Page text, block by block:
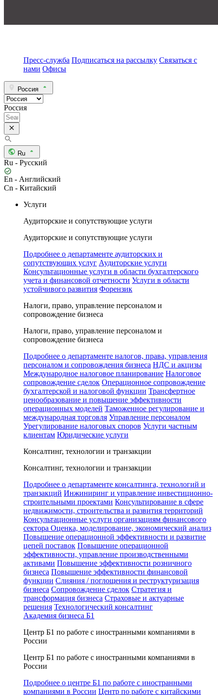
Пресс-служба Подписаться на рассылку Связаться с
нами Офисы
Россия
Россия
Ru
Ru - Русский
En - Английский
Cn - Китайский
Услуги
Аудиторские и сопутствующие услуги
Аудиторские и сопутствующие услуги
Подробнее о департаменте аудиторских и
сопутствующих услуг Аудиторские услуги
Консультационные услуги в области бухгалтерского
учета и финансовой отчетности Услуги в области
устойчивого развития Форензик
Налоги, право, управление персоналом и
сопровождение бизнеса
Налоги, право, управление персоналом и
сопровождение бизнеса
Подробнее о департаменте налогов, права, управления
персоналом и сопровождения бизнеса НДС и акцизы
Международное налоговое планирование Налоговое
сопровождение сделок Операционное сопровождение
бухгалтерской и налоговой функции Трансфертное
ценообразование и повышение эффективности
операционных моделей Таможенное регулирование и
международная торговля Управление персоналом
Урегулирование налоговых споров Услуги частным
клиентам Юридические услуги
Консалтинг, технологии и транзакции
Консалтинг, технологии и транзакции
Подробнее о департаменте консалтинга, технологий и
транзакций Инжиниринг и управление инвестиционно-
строительными проектами Консультирование в сфере
недвижимости, строительства и развития территорий
Консультационные услуги организациям финансового
сектора Оценка, моделирование, экономический анализ
Повышение операционной эффективности и развитие
цепей поставок Повышение операционной
эффективности, управление производственными
активами Повышение эффективности розничного
бизнеса Повышение эффективности финансовой
функции Слияния / поглощения и реструктуризация
бизнеса Сопровождение сделок Стратегия и
трансформация бизнеса Страховые и актуарные
решения Технологический консалтинг
Академия бизнеса Б1
Центр Б1 по работе с иностранными компаниями в
России
Центр Б1 по работе с иностранными компаниями в
России
Подробнее о центре Б1 по работе с иностранными
компаниями в России Центр по работе с китайскими